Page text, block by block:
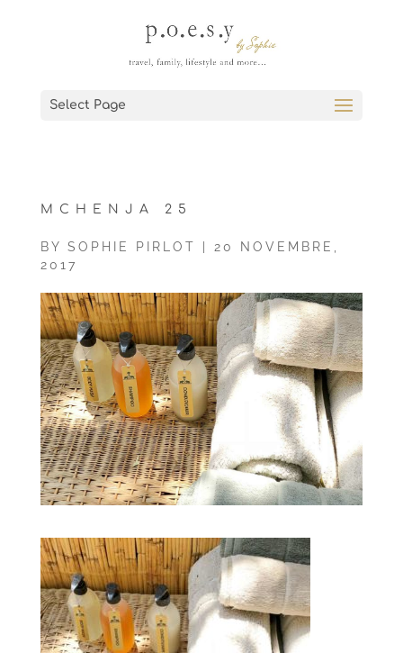
Select Page
MCHENJA 25
BY SOPHIE PIRLOT
20 NOVEMBRE,
2017